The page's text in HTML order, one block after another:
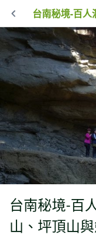
台南秘境-百
山、坪頂山